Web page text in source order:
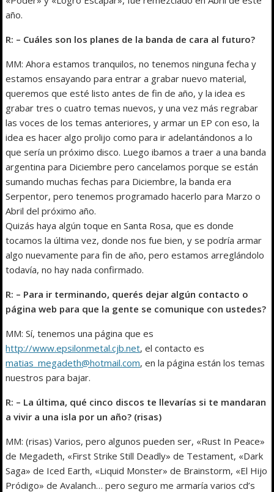
año.
R: – Cuáles son los planes de la banda de cara al futuro?
MM: Ahora estamos tranquilos, no tenemos ninguna fecha y
estamos ensayando para entrar a grabar nuevo material,
queremos que esté listo antes de fin de año, y la idea es
grabar tres o cuatro temas nuevos, y una vez más regrabar
las voces de los temas anteriores, y armar un EP con eso, la
idea es hacer algo prolijo como para ir adelantándonos a lo
que sería un próximo disco. Luego ibamos a traer a una banda
argentina para Diciembre pero cancelamos porque se están
sumando muchas fechas para Diciembre, la banda era
Serpentor, pero tenemos programado hacerlo para Marzo o
Abril del próximo año.
Quizás haya algún toque en Santa Rosa, que es donde
tocamos la última vez, donde nos fue bien, y se podría armar
algo nuevamente para fin de año, pero estamos arreglándolo
todavía, no hay nada confirmado.
R: – Para ir terminando, querés dejar algún contacto o
página web para que la gente se comunique con ustedes?
MM: Sí, tenemos una página que es
http://www.epsilonmetal.cjb.net, el contacto es
matias_megadeth@hotmail.com, en la página están los temas
nuestros para bajar.
R: – La última, qué cinco discos te llevarías si te mandaran
a vivir a una isla por un año? (risas)
MM: (risas) Varios, pero algunos pueden ser, «Rust In Peace»
de Megadeth, «First Strike Still Deadly» de Testament, «Dark
Saga» de Iced Earth, «Liquid Monster» de Brainstorm, «El Hijo
Pródigo» de Avalanch… pero seguro me armaría varios cd’s